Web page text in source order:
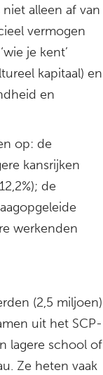
alleen af van
vermogen
je kent’
kapitaal) en
en
op: de
kansrijken
de
werkenden
(2,5 miljoen)
uit het SCP-
lagere school of
Ze heten vaak